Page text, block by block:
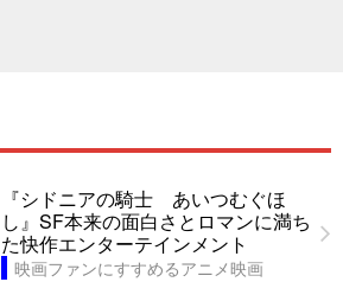
『シドニアの騎士 あいつむぐほ
し』SF本来の面白さとロマンに満ち
た快作エンターテインメント
映画ファンにすすめるアニメ映画